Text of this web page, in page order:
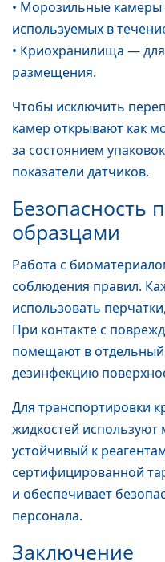
• Морозильные
используемых в
• Криохранилища —
размещения.
Чтобы исключить
камер открывают как
за состоянием
показатели датчиков.
Безопасность
образцами
Работа с
соблюдения правил.
использовать
При контакте с
помещают в
дезинфекцию
Для транспортировки
жидкостей используют
устойчивый к
сертифицированной
и обеспечивает
персонала.
Заключение